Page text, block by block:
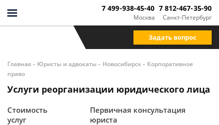
Москва
7 499-938-45-40
Санкт-Петербург
7 812-467-35-90
Задать вопрос
Главная - Юристы и адвокаты - Новосибирск- Корпоративное
право
Услуги реорганизации юридического лица
Стоимость
услуг
Первичная консультация
юриста